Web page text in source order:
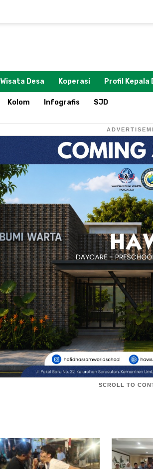
Wisata Desa Koperasi Profil Kepala
Kolom Infografis SJD
SCROLL TO